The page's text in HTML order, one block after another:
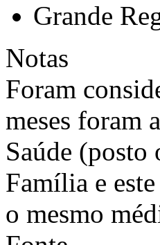
Grande
Notas
Foram
meses foram
Saúde (posto
Família e
o mesmo